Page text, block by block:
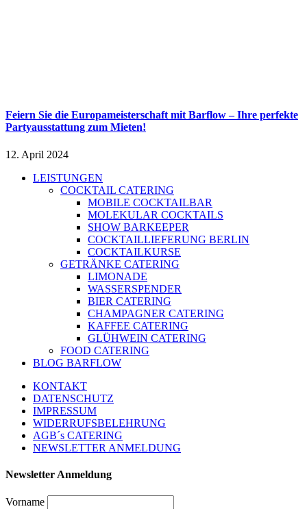
Feiern Sie die Europameisterschaft mit Barflow – Ihre perfekte
Partyausstattung zum Mieten!
12. April 2024
LEISTUNGEN
COCKTAIL CATERING
MOBILE COCKTAILBAR
MOLEKULAR COCKTAILS
SHOW BARKEEPER
COCKTAILLIEFERUNG BERLIN
COCKTAILKURSE
GETRÄNKE CATERING
LIMONADE
WASSERSPENDER
BIER CATERING
CHAMPAGNER CATERING
KAFFEE CATERING
GLÜHWEIN CATERING
FOOD CATERING
BLOG BARFLOW
KONTAKT
DATENSCHUTZ
IMPRESSUM
WIDERRUFSBELEHRUNG
AGB´s CATERING
NEWSLETTER ANMELDUNG
Newsletter Anmeldung
Vorname